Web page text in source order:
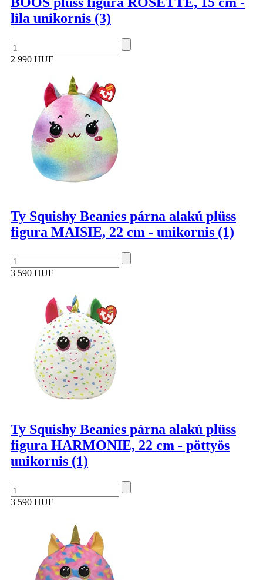
lila unikornis (3)
2 990 HUF
Ty Squishy Beanies párna alakú plüss
figura MAISIE, 22 cm - unikornis (1)
3 590 HUF
Ty Squishy Beanies párna alakú plüss
figura HARMONIE, 22 cm - pöttyös
unikornis (1)
3 590 HUF